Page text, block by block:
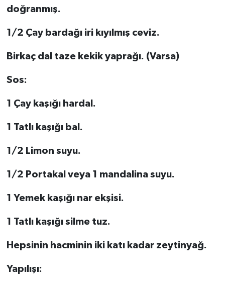
doğranmış.
1/2 Çay bardağı iri kıyılmış ceviz.
Birkaç dal taze kekik yaprağı. (Varsa)
Sos:
1 Çay kaşığı hardal.
1 Tatlı kaşığı bal.
1/2 Limon suyu.
1/2 Portakal veya 1 mandalina suyu.
1 Yemek kaşığı nar ekşisi.
1 Tatlı kaşığı silme tuz.
Hepsinin hacminin iki katı kadar zeytinyağ.
Yapılışı: